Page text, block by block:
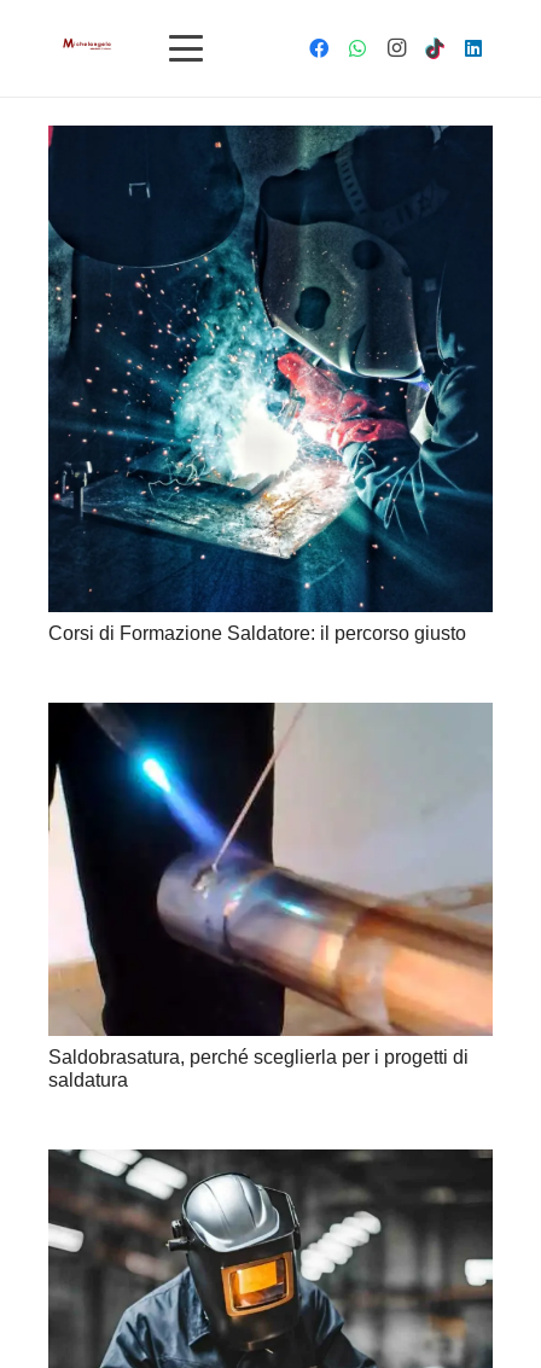
Corsi di Formazione Saldatore: il percorso giusto
Saldobrasatura, perché sceglierla per i progetti di
saldatura